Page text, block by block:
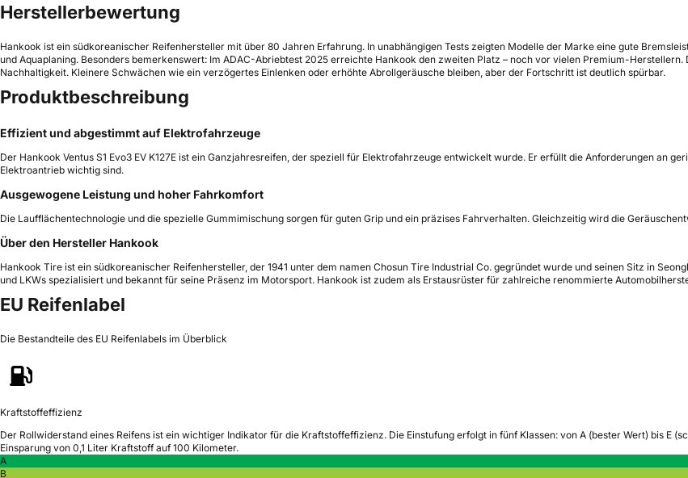
Herstellerbewertung
Hankook ist ein südkoreanischer Reifenhersteller mit über 80 Jahren Erfahrung. In unabhängigen Tests zeigten Modelle der Marke eine gute
und Aquaplaning. Besonders bemerkenswert: Im ADAC-Abriebtest 2025 erreichte Hankook den zweiten Platz – noch vor vielen Premium-
Nachhaltigkeit. Kleinere Schwächen wie ein verzögertes Einlenken oder erhöhte Abrollgeräusche bleiben, aber der Fortschritt ist deutlich spürbar.
Produktbeschreibung
Effizient und abgestimmt auf Elektrofahrzeuge
Der Hankook Ventus S1 Evo3 EV K127E ist ein Ganzjahresreifen, der speziell für Elektrofahrzeuge entwickelt wurde. Er erfüllt die Anforderungen an
Elektroantrieb wichtig sind.
Ausgewogene Leistung und hoher Fahrkomfort
Die Laufflächentechnologie und die spezielle Gummimischung sorgen für guten Grip und ein präzises Fahrverhalten. Gleichzeitig wird die
Über den Hersteller Hankook
Hankook Tire ist ein südkoreanischer Reifenhersteller, der 1941 unter dem namen Chosun Tire Industrial Co. gegründet wurde und seinen Sitz in
und LKWs spezialisiert und bekannt für seine Präsenz im Motorsport. Hankook ist zudem als Erstausrüster für zahlreiche renommierte
EU Reifenlabel
Die Bestandteile des EU Reifenlabels im Überblick
Kraftstoffeffizienz
Der Rollwiderstand eines Reifens ist ein wichtiger Indikator für die Kraftstoffeffizienz. Die Einstufung erfolgt in fünf Klassen: von A (bester Wert) bis E
Einsparung von 0,1 Liter Kraftstoff auf 100 Kilometer.
A
B